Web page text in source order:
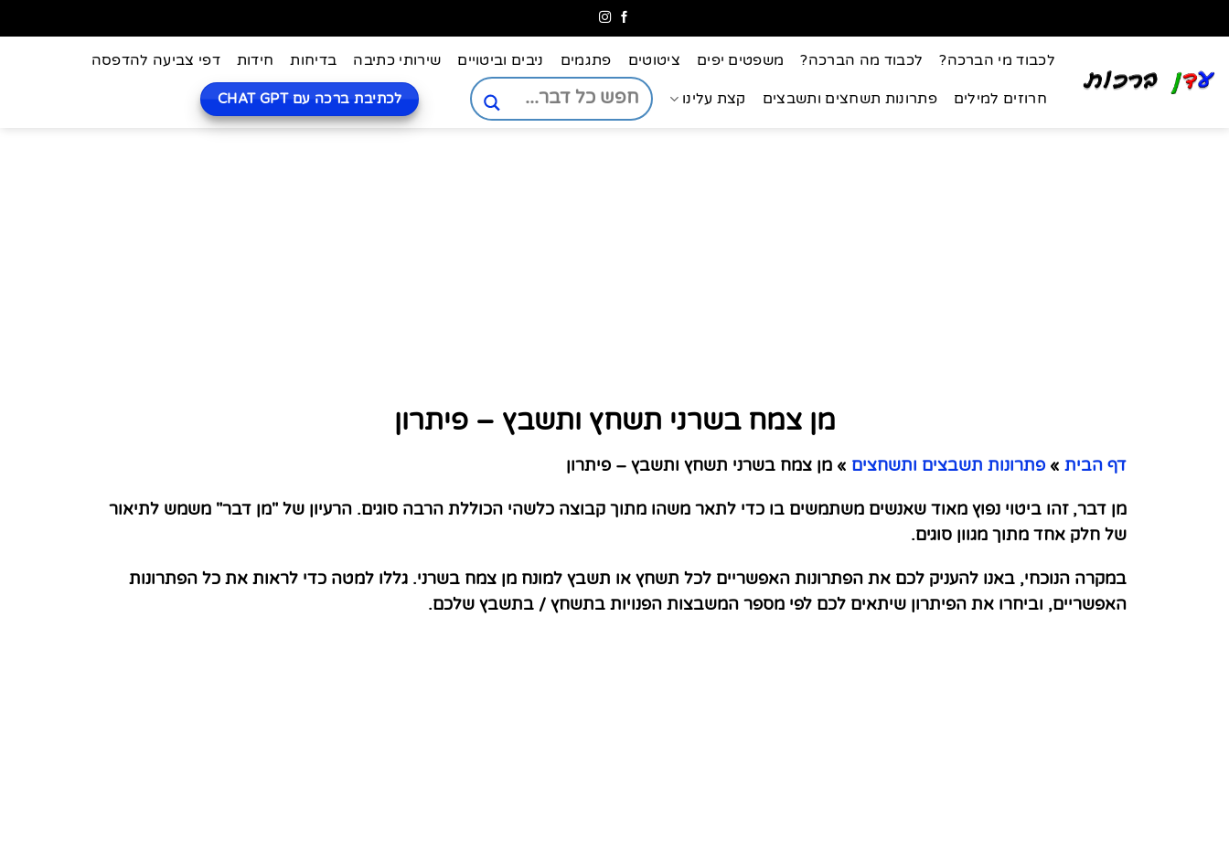
לכבוד מי הברכה? לכבוד מה הברכה? משפטים יפים ציטוטים פתגמים ניבים וביטויים שירותי כתיבה בדיחות חידות דפי צביעה להדפסה
חרוזים למילים פתרונות תשחצים ותשבצים קצת עלינו לכתיבת ברכה עם CHAT GPT
מן צמח בשרני תשחץ ותשבץ – פיתרון
דף הבית » פתרונות תשבצים ותשחצים » מן צמח בשרני תשחץ ותשבץ – פיתרון
מן דבר, זהו ביטוי נפוץ מאוד שאנשים משתמשים בו כדי לתאר משהו מתוך קבוצה כלשהי הכוללת הרבה סוגים. הרעיון של "מן דבר" משמש לתיאור
של חלק אחד מתוך מגוון סוגים.
במקרה הנוכחי, באנו להעניק לכם את הפתרונות האפשריים לכל תשחץ או תשבץ למונח מן צמח בשרני. גללו למטה כדי לראות את כל הפתרונות
האפשריים, וביחרו את הפיתרון שיתאים לכם לפי מספר המשבצות הפנויות בתשחץ / בתשבץ שלכם.